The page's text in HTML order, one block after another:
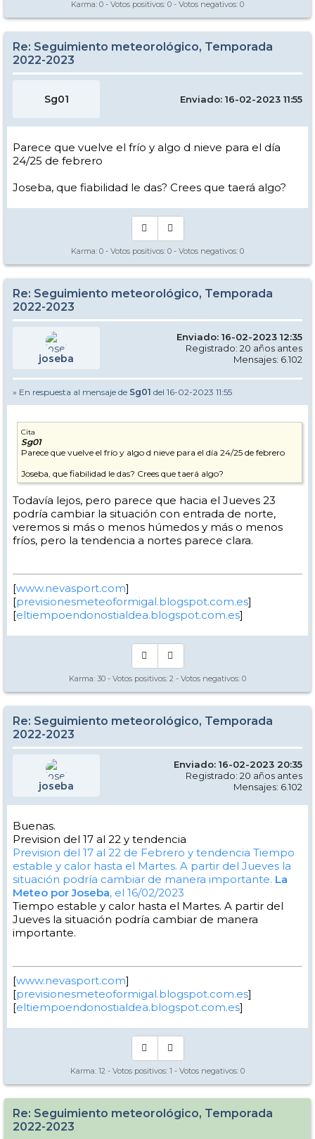
Karma: 0 - Votos positivos: 0 - Votos negativos: 0
Re: Seguimiento meteorológico, Temporada
2022-2023
Sg01 Enviado: 16-02-2023 11:55
Parece que vuelve el frío y algo d nieve para el día
24/25 de febrero
Joseba, que fiabilidad le das? Crees que taerá algo?
Karma: 0 - Votos positivos: 0 - Votos negativos: 0
Re: Seguimiento meteorológico, Temporada
2022-2023
joseba
Enviado: 16-02-2023 12:35
Registrado: 20 años antes
Mensajes: 6.102
» En respuesta al mensaje de Sg01 del 16-02-2023 11:55
Cita
Sg01
Parece que vuelve el frío y algo d nieve para el día 24/25 de febrero
Joseba, que fiabilidad le das? Crees que taerá algo?
Todavía lejos, pero parece que hacia el Jueves 23
podría cambiar la situación con entrada de norte,
veremos si más o menos húmedos y más o menos
fríos, pero la tendencia a nortes parece clara.
[www.nevasport.com]
[previsionesmeteoformigal.blogspot.com.es]
[eltiempoendonostialdea.blogspot.com.es]
Karma: 30 - Votos positivos: 2 - Votos negativos: 0
Re: Seguimiento meteorológico, Temporada
2022-2023
joseba
Enviado: 16-02-2023 20:35
Registrado: 20 años antes
Mensajes: 6.102
Buenas.
Prevision del 17 al 22 y tendencia
Prevision del 17 al 22 de Febrero y tendencia Tiempo
estable y calor hasta el Martes. A partir del Jueves la
situación podría cambiar de manera importante. La
Meteo por Joseba, el 16/02/2023
Tiempo estable y calor hasta el Martes. A partir del
Jueves la situación podría cambiar de manera
importante.
[www.nevasport.com]
[previsionesmeteoformigal.blogspot.com.es]
[eltiempoendonostialdea.blogspot.com.es]
Karma: 12 - Votos positivos: 1 - Votos negativos: 0
Re: Seguimiento meteorológico, Temporada
2022-2023